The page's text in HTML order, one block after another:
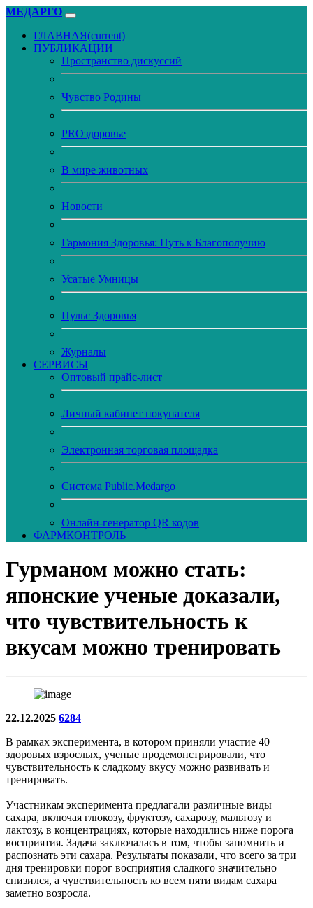
МЕДАРГО
ГЛАВНАЯ(current)
ПУБЛИКАЦИИ
Пространство дискуссий
Чувство Родины
PROздоровье
В мире животных
Новости
Гармония Здоровья: Путь к Благополучию
Усатые Умницы
Пульс Здоровья
Журналы
CЕРВИСЫ
Оптовый прайс-лист
Личный кабинет покупателя
Электронная торговая площадка
Система Public.Medargo
Онлайн-генератор QR кодов
ФАРМКОНТРОЛЬ
Гурманом можно стать:
японские ученые доказали,
что чувствительность к
вкусам можно тренировать
22.12.2025 6284
В рамках эксперимента, в котором приняли участие 40
здоровых взрослых, ученые продемонстрировали, что
чувствительность к сладкому вкусу можно развивать и
тренировать.
Участникам эксперимента предлагали различные виды
сахара, включая глюкозу, фруктозу, сахарозу, мальтозу и
лактозу, в концентрациях, которые находились ниже порога
восприятия. Задача заключалась в том, чтобы запомнить и
распознать эти сахара. Результаты показали, что всего за три
дня тренировки порог восприятия сладкого значительно
снизился, а чувствительность ко всем пяти видам сахара
заметно возросла.